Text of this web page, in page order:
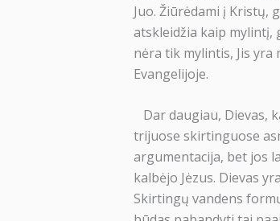
Juo. Žiūrėdami į Kristų,
atskleidžia kaip mylintį,
nėra tik mylintis, Jis yra
Evangelijoje.
Dar daugiau, Dievas,
trijuose skirtinguose
argumentacija, bet jos
kalbėjo Jėzus. Dievas
Skirtingų vandens